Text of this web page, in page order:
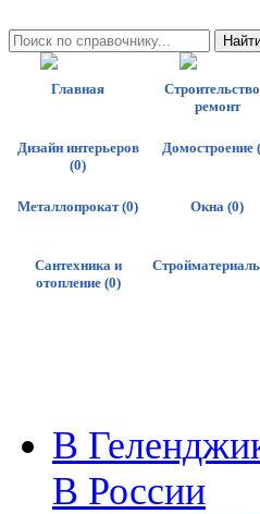
Главная
ремонт
Дизайн интерьеров
(0)
Домостроение
Металлопрокат (0) Окна (0)
Сантехника и
отопление (0)
В
В России